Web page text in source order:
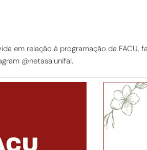
em relação à programação da
@netasa.unifal.